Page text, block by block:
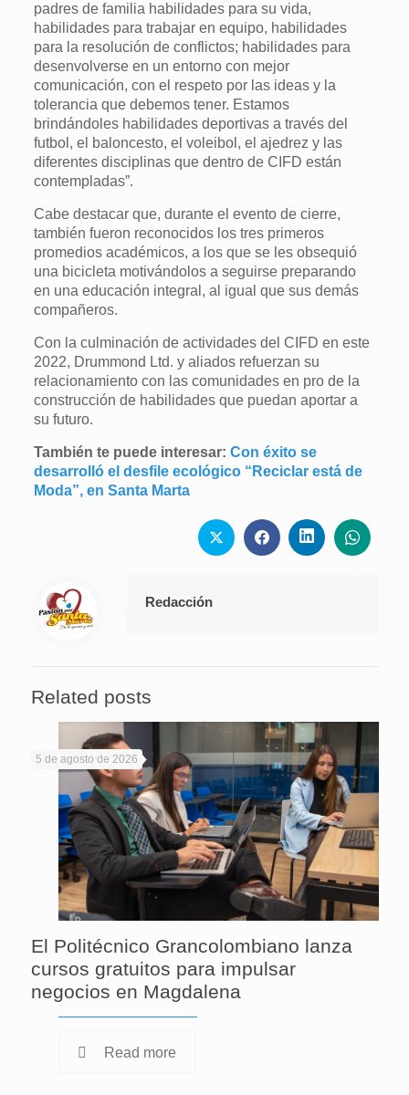
padres de familia habilidades para su vida,
habilidades para trabajar en equipo, habilidades
para la resolución de conflictos; habilidades para
desenvolverse en un entorno con mejor
comunicación, con el respeto por las ideas y la
tolerancia que debemos tener. Estamos
brindándoles habilidades deportivas a través del
futbol, el baloncesto, el voleibol, el ajedrez y las
diferentes disciplinas que dentro de CIFD están
contempladas”.
Cabe destacar que, durante el evento de cierre,
también fueron reconocidos los tres primeros
promedios académicos, a los que se les obsequió
una bicicleta motivándolos a seguirse preparando
en una educación integral, al igual que sus demás
compañeros.
Con la culminación de actividades del CIFD en este
2022, Drummond Ltd. y aliados refuerzan su
relacionamiento con las comunidades en pro de la
construcción de habilidades que puedan aportar a
su futuro.
También te puede interesar:Con éxito se
desarrolló el desfile ecológico “Reciclar está de
Moda”, en Santa Marta
Redacción
Related posts
5 de agosto de 2026
El Politécnico Grancolombiano lanza
cursos gratuitos para impulsar
negocios en Magdalena
Read more